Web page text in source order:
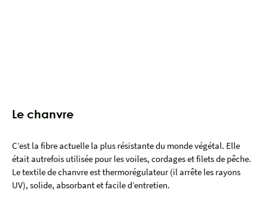
Le chanvre
C’est la fibre actuelle la plus résistante du monde végétal. Elle
était autrefois utilisée pour les voiles, cordages et filets de pêche.
Le textile de chanvre est thermorégulateur (il arrête les rayons
UV), solide, absorbant et facile d’entretien.